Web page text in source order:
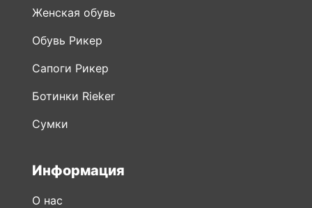
Женская обувь
Обувь Рикер
Сапоги Рикер
Ботинки Rieker
Сумки
Информация
О нас